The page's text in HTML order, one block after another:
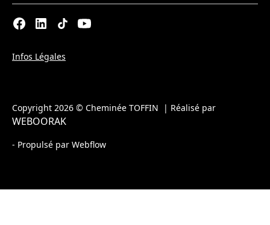
Copyright 2026 © Cheminée TOFFIN | Réalisé par
WEBOORAK
- Propulsé par Webflow
Infos Légales